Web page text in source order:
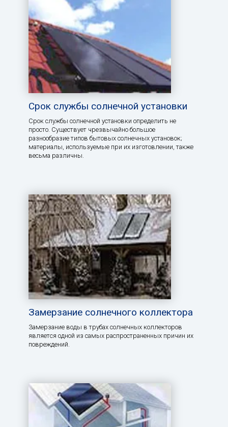
Срок службы солнечной установки
Срок службы солнечной установки определить не
просто. Существует чрезвычайно большое
разнообразие типов бытовых солнечных установок;
материалы, используемые при их изготовлении, также
весьма различны.
Замерзание солнечного коллектора
Замерзание воды в трубах солнечных коллекторов
является одной из самых распространенных причин их
повреждений.